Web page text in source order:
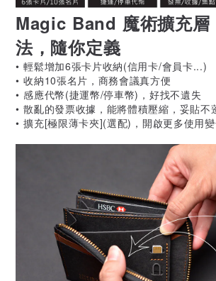
Magic Band 魔術擴充層
法，隨你定義
• 輕鬆增加6張卡片收納(信用卡/會員卡...)
• 收納10張名片，商務會議真方便
• 感應代幣(捷運幣/停車幣)，好找不遺失
• 散亂的發票收據，能將體積壓縮，妥貼不
• 擴充[極限薄卡夾](選配)，開啟更多使用